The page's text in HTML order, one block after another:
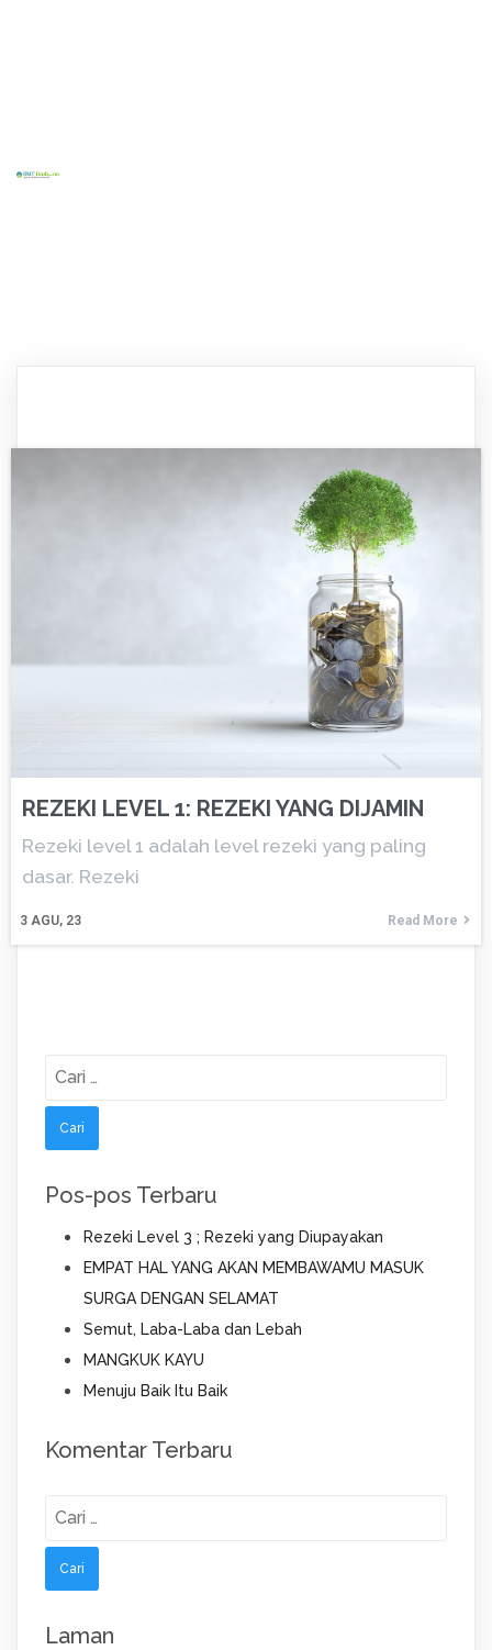
REZEKI LEVEL 1: REZEKI YANG DIJAMIN
3 AGU, 23
Rezeki level 1 adalah level rezeki yang paling
dasar. Rezeki
Read More
Cari
Pos-pos Terbaru
Rezeki Level 3 ; Rezeki yang Diupayakan
EMPAT HAL YANG AKAN MEMBAWAMU MASUK
SURGA DENGAN SELAMAT
Semut, Laba-Laba dan Lebah
MANGKUK KAYU
Menuju Baik Itu Baik
Komentar Terbaru
Cari
Laman